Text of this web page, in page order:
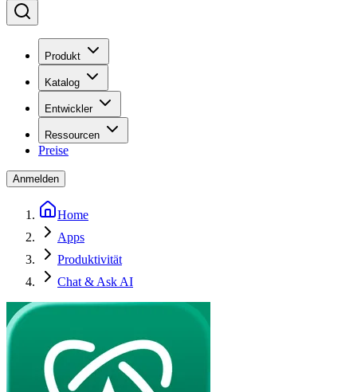
Produkt
Katalog
Entwickler
Ressourcen
Preise
Anmelden
Home
Apps
Produktivität
Chat & Ask AI